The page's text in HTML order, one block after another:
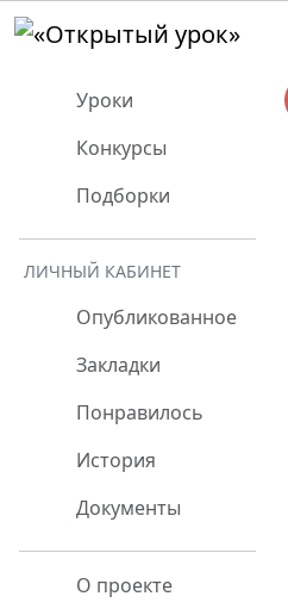
Уроки
Конкурсы
Подборки
ЛИЧНЫЙ КАБИНЕТ
Опубликованное
Закладки
Понравилось
История
Документы
О проекте